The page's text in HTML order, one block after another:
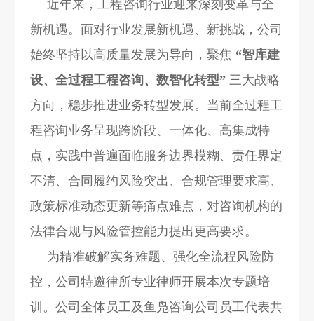
近年来，工程咨询行业迎来深刻变革与全
新机遇。面对行业发展新机遇、新挑战，公司
始终坚持以高质量发展为导向，聚焦 “智库建
设、全过程工程咨询、数智化转型” 三大战略
方向，稳步推进业务转型发展。当前全过程工
程咨询业务呈现跨阶段、一体化、高集成特
点，实践中普遍面临服务边界模糊、责任界定
不清、合同履约风险突出、合规管理要求高、
政策标准动态更新等痛点难点，对咨询机构的
法律合规与风险管控能力提出更高要求。
为精准破解实务难题、强化全流程风险防
控，公司特邀律所专业律师开展本次专题培
训。公司全体员工及鱼凫咨询公司员工代表共